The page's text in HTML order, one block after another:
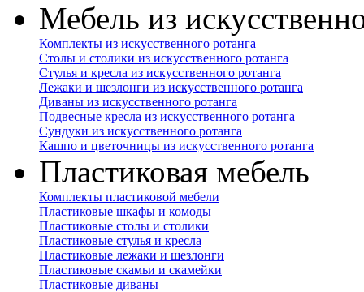
Мебель из
Комплекты из искусственного ротанга
Столы и столики из искусственного ротанга
Стулья и кресла из искусственного ротанга
Лежаки и шезлонги из искусственного ротанга
Диваны из искусственного ротанга
Подвесные кресла из искусственного ротанга
Сундуки из искусственного ротанга
Кашпо и цветочницы из искусственного ротанга
Пластиковая мебель
Комплекты пластиковой мебели
Пластиковые шкафы и комоды
Пластиковые столы и столики
Пластиковые стулья и кресла
Пластиковые лежаки и шезлонги
Пластиковые скамьи и скамейки
Пластиковые диваны